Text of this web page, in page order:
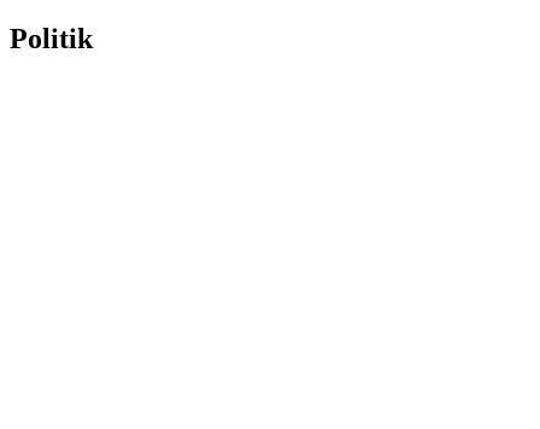
Politik